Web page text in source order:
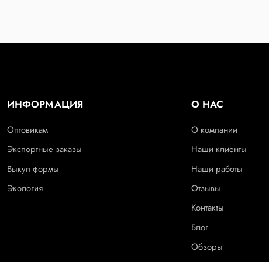
ИНФОРМАЦИЯ
Оптовикам
Экспортные заказы
Выкуп формы
Экология
О НАС
О компании
Наши клиенты
Наши работы
Отзывы
Контакты
Блог
Обзоры